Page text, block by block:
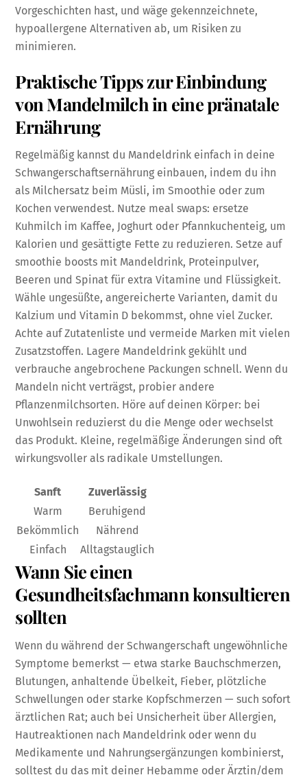
Vorgeschichten hast, und wäge gekennzeichnete,
hypoallergene Alternativen ab, um Risiken zu
minimieren.
Praktische Tipps zur Einbindung
von Mandelmilch in eine pränatale
Ernährung
Regelmäßig kannst du Mandeldrink einfach in deine
Schwangerschaftsernährung einbauen, indem du ihn
als Milchersatz beim Müsli, im Smoothie oder zum
Kochen verwendest. Nutze meal swaps: ersetze
Kuhmilch im Kaffee, Joghurt oder Pfannkuchenteig, um
Kalorien und gesättigte Fette zu reduzieren. Setze auf
smoothie boosts mit Mandeldrink, Proteinpulver,
Beeren und Spinat für extra Vitamine und Flüssigkeit.
Wähle ungesüßte, angereicherte Varianten, damit du
Kalzium und Vitamin D bekommst, ohne viel Zucker.
Achte auf Zutatenliste und vermeide Marken mit vielen
Zusatzstoffen. Lagere Mandeldrink gekühlt und
verbrauche angebrochene Packungen schnell. Wenn du
Mandeln nicht verträgst, probier andere
Pflanzenmilchsorten. Höre auf deinen Körper: bei
Unwohlsein reduzierst du die Menge oder wechselst
das Produkt. Kleine, regelmäßige Änderungen sind oft
wirkungsvoller als radikale Umstellungen.
Sanft
Zuverlässig
Warm
Beruhigend
Bekömmlich
Nährend
Einfach
Alltagstauglich
Wann Sie einen
Gesundheitsfachmann konsultieren
sollten
Wenn du während der Schwangerschaft ungewöhnliche
Symptome bemerkst — etwa starke Bauchschmerzen,
Blutungen, anhaltende Übelkeit, Fieber, plötzliche
Schwellungen oder starke Kopfschmerzen — such sofort
ärztlichen Rat; auch bei Unsicherheit über Allergien,
Hautreaktionen nach Mandeldrink oder wenn du
Medikamente und Nahrungsergänzungen kombinierst,
solltest du das mit deiner Hebamme oder Ärztin/dem